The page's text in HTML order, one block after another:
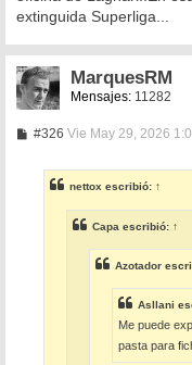
extinguida Superliga...
MarquesRM
Mensajes: 11282
#326M
s
a
Vie May 29, 2026
nettox escribió: ↑
Capa escribió: ↑
Azotador
Asllani
Me puede
pasta para